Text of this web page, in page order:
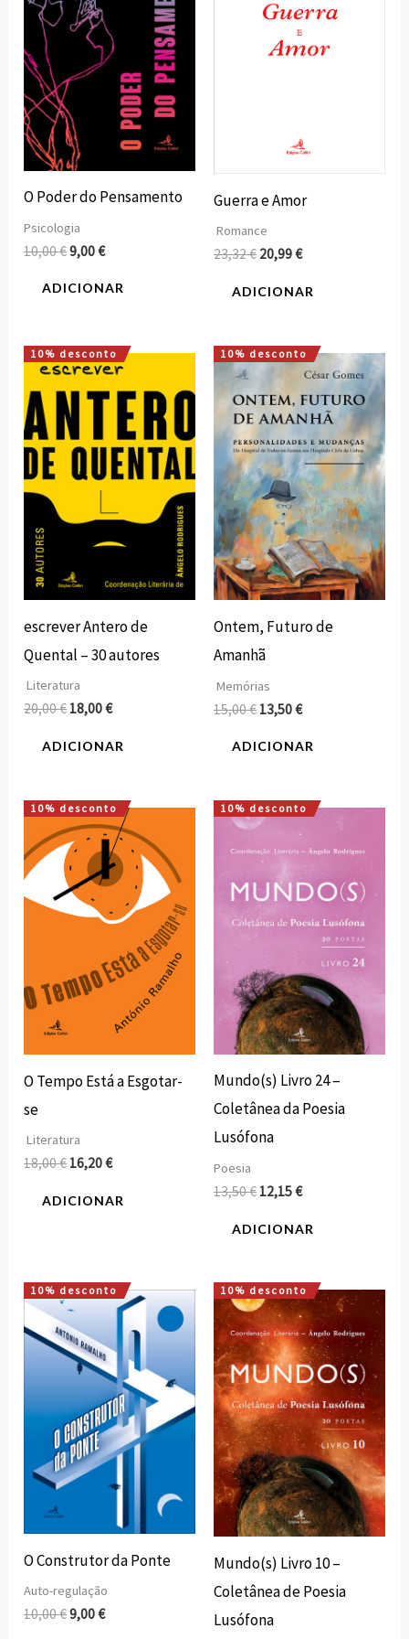
O Poder do Pensamento
Psicologia
10,00€
10,00 €.
9,00€
ADICIONAR
Guerra e Amor
Romance
23,32€
23,32 €.
20,99€
ADICIONAR
10% desconto
escrever Antero de
Quental – 30 autores
Literatura
20,00€
O
preço
original
era:
20,00 €.
18,00€
O
preço
atual
18,00 €.
ADICIONAR
10% desconto
Ontem, Futuro de
Amanhã
Memórias
15,00€
O
original
era:
15,00 €.
13,50€
O
preço
atual
é:
13,50 €.
ADICIONAR
10% desconto
O Tempo Está a Esgotar-
se
Literatura
18,00€
O
preço
original
era:
18,00 €.
16,20€
O
preço
atual
é:
16,20 €.
ADICIONAR
10% desconto
Mundo(s) Livro 24 –
Coletânea da Poesia
Lusófona
Poesia
13,50€
O
original
era:
13,50 €.
12,15€
O
atual
12,15 €.
ADICIONAR
10% desconto
O Construtor da Ponte
Auto-regulação
10,00€
O
preço
original
era:
10,00 €.
9,00€
O
preço
atual
é:
9,00 €.
10% desconto
Mundo(s) Livro 10 –
Coletânea de Poesia
Lusófona
O
preço
original
era:
13,50 €.
O
preço
atual
é:
12,15 €.